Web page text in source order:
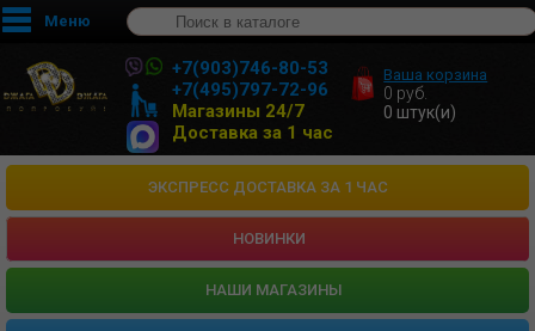
Меню
+7(903)746-80-53
+7(495)797-72-96
Магазины 24/7
Доставка за 1 час
Ваша корзина
0 руб.
0 штук(и)
ЭКСПРЕСС ДОСТАВКА ЗА 1 ЧАС
НОВИНКИ
HАШИ МАГАЗИНЫ